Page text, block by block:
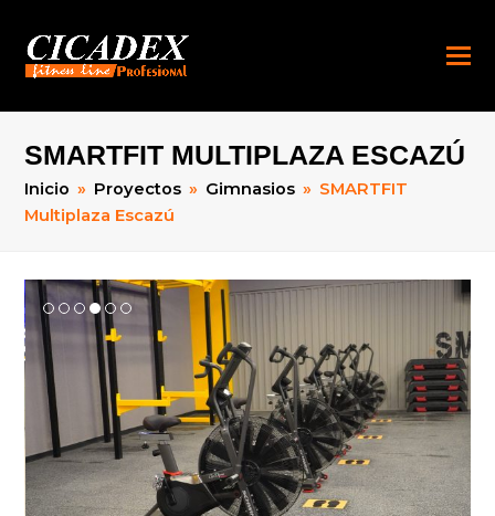
SMARTFIT MULTIPLAZA ESCAZÚ
Inicio » Proyectos » Gimnasios » SMARTFIT
Multiplaza Escazú